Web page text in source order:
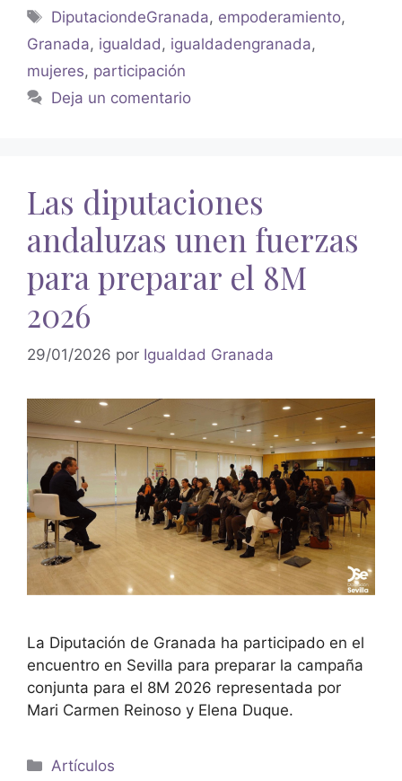
DiputaciondeGranada, empoderamiento,
Granada, igualdad , igualdadengranada,
mujeres, participación
Deja un comentario
Las diputaciones
andaluzas unen fuerzas
para preparar el 8M
2026
29/01/2026 por Igualdad Granada
La Diputación de Granada ha participado en el
encuentro en Sevilla para preparar la campaña
conjunta para el 8M 2026 representada por
Mari Carmen Reinoso y Elena Duque.
Artículos